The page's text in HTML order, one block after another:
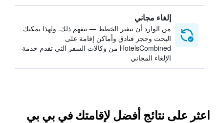
إلغاء مجاني
من الوارد أن تتغير الخطط — نتفهم ذلك. ولهذا يمكنك
البحث وحجز فنادق وأماكن إقامة على
HotelsCombined من وكالات السفر التي تقدم خدمة
الإلغاء المجاني
اعثر على نتائج أفضل لإقامتك في بي بي